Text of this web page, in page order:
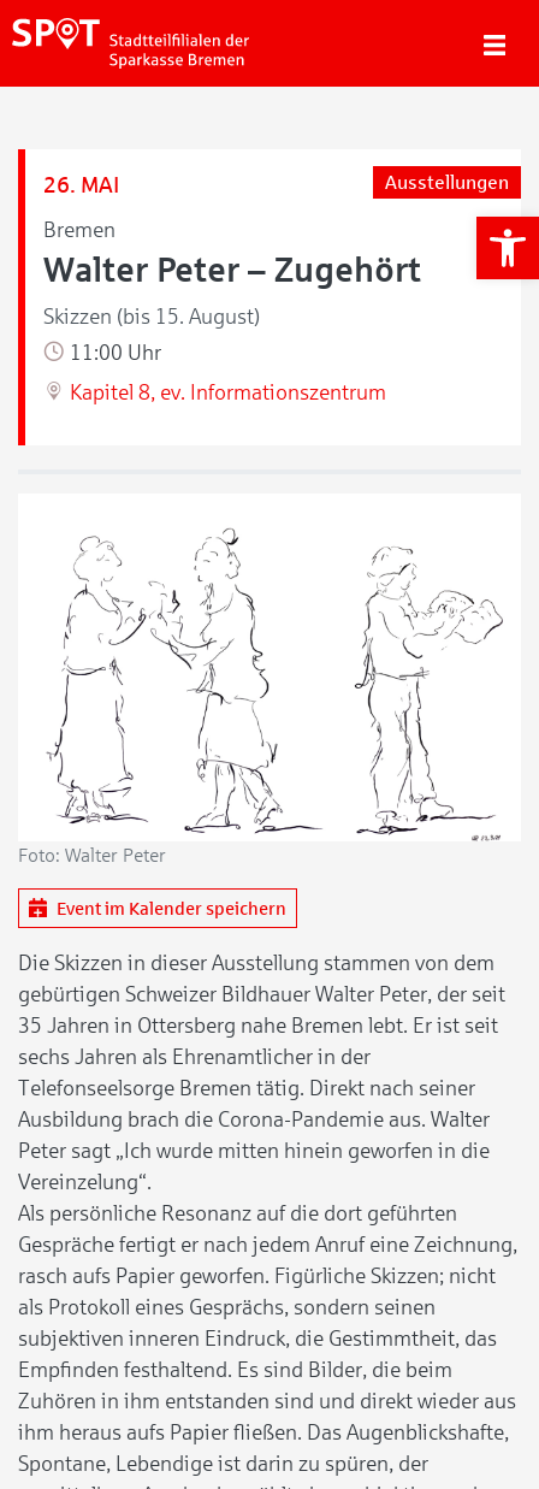
26. MAI
Bremen
Ausstellungen
Walter Peter – Zugehört
Skizzen (bis 15. August)
11:00 Uhr
Kapitel 8, ev. Informationszentrum
Foto: Walter Peter
Event im Kalender speichern
Die Skizzen in dieser Ausstellung stammen von dem
gebürtigen Schweizer Bildhauer Walter Peter, der seit
35 Jahren in Ottersberg nahe Bremen lebt. Er ist seit
sechs Jahren als Ehrenamtlicher in der
Telefonseelsorge Bremen tätig. Direkt nach seiner
Ausbildung brach die Corona-Pandemie aus. Walter
Peter sagt „Ich wurde mitten hinein geworfen in die
Vereinzelung“.
Als persönliche Resonanz auf die dort geführten
Gespräche fertigt er nach jedem Anruf eine Zeichnung,
rasch aufs Papier geworfen. Figürliche Skizzen; nicht
als Protokoll eines Gesprächs, sondern seinen
subjektiven inneren Eindruck, die Gestimmtheit, das
Empfinden festhaltend. Es sind Bilder, die beim
Zuhören in ihm entstanden sind und direkt wieder aus
ihm heraus aufs Papier fließen. Das Augenblickshafte,
Spontane, Lebendige ist darin zu spüren, der